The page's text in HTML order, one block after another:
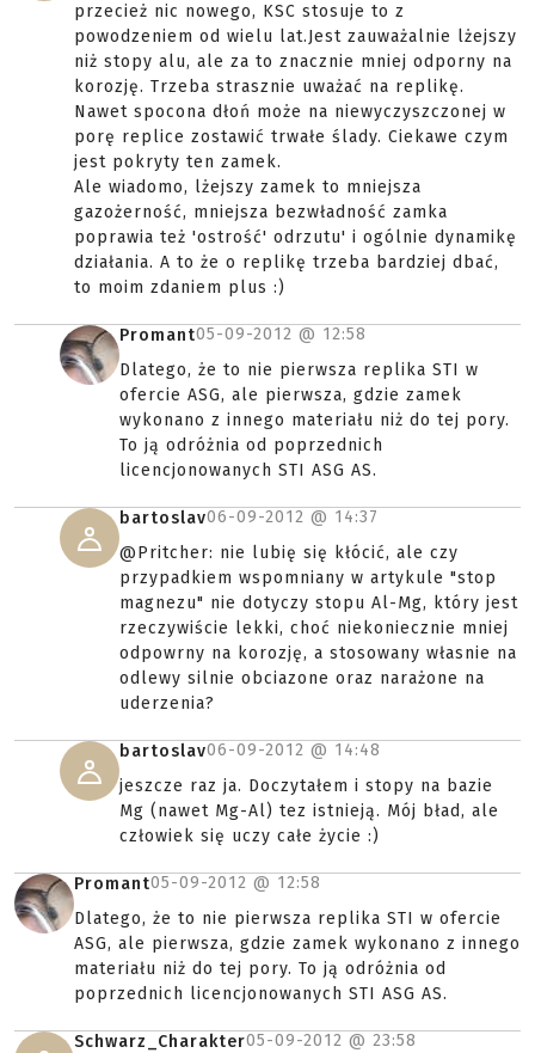
przecież nic nowego, KSC stosuje to z
powodzeniem od wielu lat.Jest zauważalnie lżejszy
niż stopy alu, ale za to znacznie mniej odporny na
korozję. Trzeba strasznie uważać na replikę.
Nawet spocona dłoń może na niewyczyszczonej w
porę replice zostawić trwałe ślady. Ciekawe czym
jest pokryty ten zamek.
Ale wiadomo, lżejszy zamek to mniejsza
gazożerność, mniejsza bezwładność zamka
poprawia też 'ostrość' odrzutu' i ogólnie dynamikę
działania. A to że o replikę trzeba bardziej dbać,
to moim zdaniem plus :)
Promant05-09-2012 @ 12:58
Dlatego, że to nie pierwsza replika STI w
ofercie ASG, ale pierwsza, gdzie zamek
wykonano z innego materiału niż do tej pory.
To ją odróżnia od poprzednich
licencjonowanych STI ASG AS.
bartoslav06-09-2012 @ 14:37
@Pritcher: nie lubię się kłócić, ale czy
przypadkiem wspomniany w artykule "stop
magnezu" nie dotyczy stopu Al-Mg, który jest
rzeczywiście lekki, choć niekoniecznie mniej
odpowrny na korozję, a stosowany własnie na
odlewy silnie obciazone oraz narażone na
uderzenia?
bartoslav06-09-2012 @ 14:48
jeszcze raz ja. Doczytałem i stopy na bazie
Mg (nawet Mg-Al) tez istnieją. Mój bład, ale
człowiek się uczy całe życie :)
Promant05-09-2012 @ 12:58
Dlatego, że to nie pierwsza replika STI w ofercie
ASG, ale pierwsza, gdzie zamek wykonano z innego
materiału niż do tej pory. To ją odróżnia od
poprzednich licencjonowanych STI ASG AS.
Schwarz_Charakter05-09-2012 @ 23:58